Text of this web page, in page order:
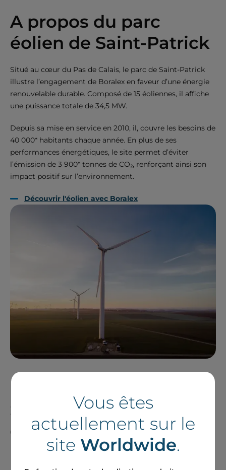
A propos du parc
éolien de Saint-Patrick
Situé au cœur du Pas de Calais, le parc de Saint-Patrick
illustre l’engagement de Boralex en faveur d’une énergie
renouvelable durable. Composé de 15 éoliennes, il affiche
une puissance totale de 34,5 MW.
Depuis sa mise en service en 2010, il, couvre les besoins de
40 000* habitants chaque année. En plus de ses
performances énergétiques, le site permet d’éviter
l’émission de 3 900* tonnes de CO₂, renforçant ainsi son
impact positif sur l’environnement.
Découvrir l'éolien avec Boralex
Suivre notre actualité
en France et à
l'international
Vous êtes
actuellement sur le
site Worldwide.